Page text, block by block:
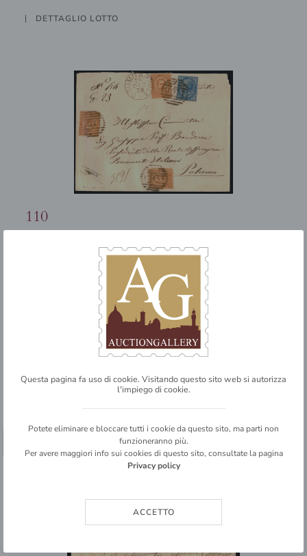
DETTAGLIO LOTTO
110
due porti da Grumo Appula per Palermo del [..]
INVENDUTO
DETTAGLIO LOTTO
Questa pagina fa uso di cookie. Visitando questo sito web si autorizza
l'impiego di cookie.
Potete eliminare e bloccare tutti i cookie da questo sito, ma parti non
funzioneranno più.
Per avere maggiori info sui cookies di questo sito, consultate la pagina
Privacy policy
ACCETTO